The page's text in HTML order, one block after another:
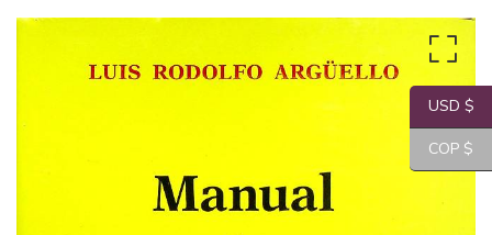
USD $
COP $